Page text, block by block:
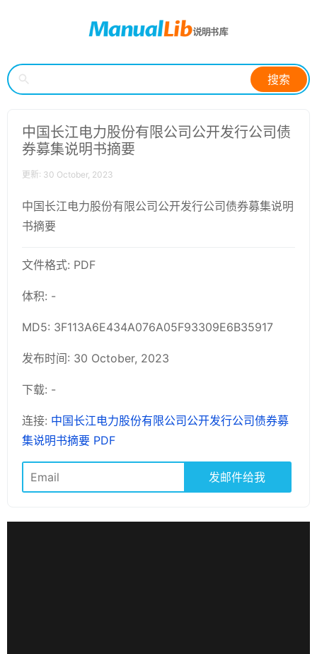
搜索
中国长江电力股份有限公司公开发行公司债
券募集说明书摘要
更新: 30 October, 2023
中国长江电力股份有限公司公开发行公司债券募集说明
书摘要
文件格式: PDF
体积: -
MD5: 3F113A6E434A076A05F93309E6B35917
发布时间: 30 October, 2023
下载: -
连接: 中国长江电力股份有限公司公开发行公司债券募
集说明书摘要 PDF
发邮件给我